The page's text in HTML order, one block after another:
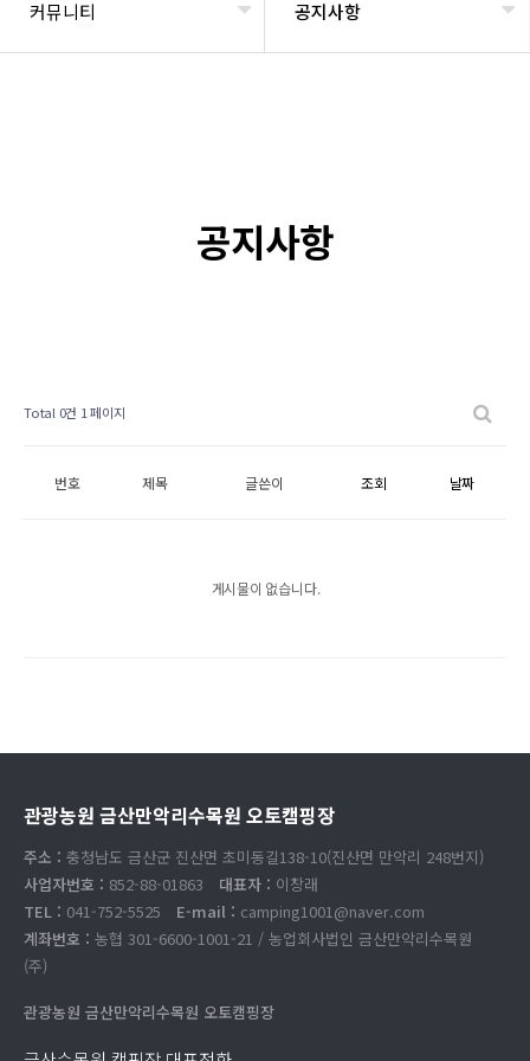
커뮤니티 공지사항
공지사항
Total 0건 1 페이지
번호 제목 글쓴이 조회 날짜
게시물이 없습니다.
관광농원 금산만악리수목원 오토캠핑장
주소 : 충청남도 금산군 진산면 초미동길138-10(진산면 만악리 248번지)
사업자번호 : 852-88-01863 대표자 : 이창래
TEL : 041-752-5525 E-mail : camping1001@naver.com
계좌번호 : 농협 301-6600-1001-21 / 농업회사법인 금산만악리수목원
(주)
관광농원 금산만악리수목원 오토캠핑장